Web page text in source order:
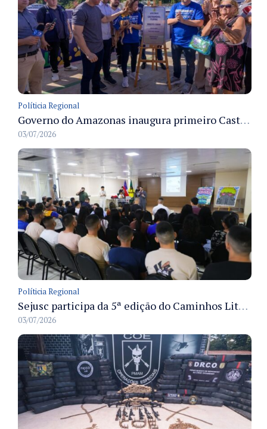
Políticia Regional
Governo do Amazonas inaugura primeiro Castramóvel Fluvial para atendimento veterinário às comunidades ribeirinhas e castração gratuita
03/07/2026
Políticia Regional
Sejusc participa da 5ª edição do Caminhos Literários com foco na cultura hip-hop nas unidades socioeducativas
03/07/2026